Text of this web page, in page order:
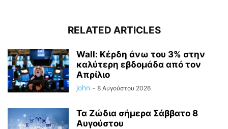
RELATED ARTICLES
Wall: Κέρδη άνω του 3% στην
καλύτερη εβδομάδα από τον
Απρίλιο
john - 8 Αυγούστου 2026
Τα Ζώδια σήμερα Σάββατο 8
Αυγούστου